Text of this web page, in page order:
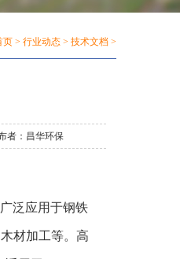
页 > 行业动态 > 技术文档 >
者：昌华环保
泛应用于钢铁
材加工等。高